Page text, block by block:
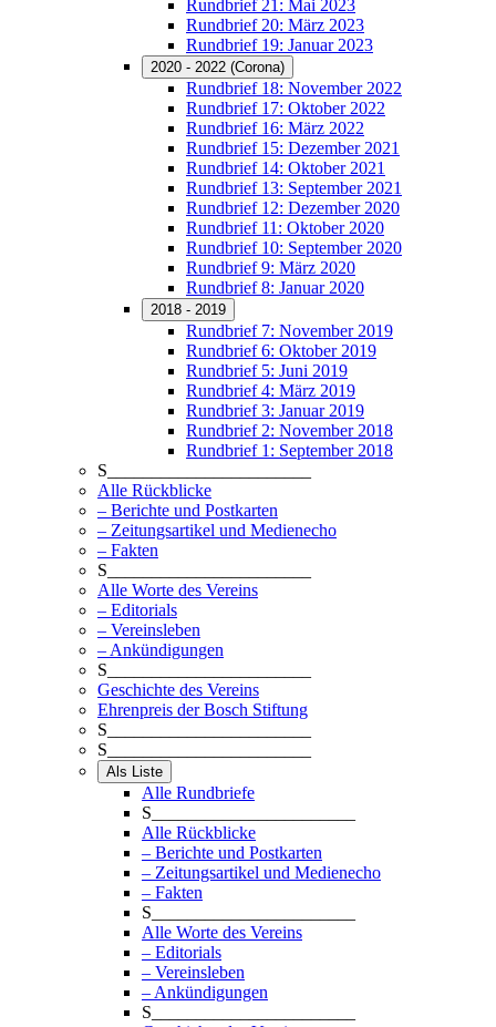
Rundbrief 21: Mai 2023
Rundbrief 20: März 2023
Rundbrief 19: Januar 2023
2020 - 2022 (Corona)
Rundbrief 18: November 2022
Rundbrief 17: Oktober 2022
Rundbrief 16: März 2022
Rundbrief 15: Dezember 2021
Rundbrief 14: Oktober 2021
Rundbrief 13: September 2021
Rundbrief 12: Dezember 2020
Rundbrief 11: Oktober 2020
Rundbrief 10: September 2020
Rundbrief 9: März 2020
Rundbrief 8: Januar 2020
2018 - 2019
Rundbrief 7: November 2019
Rundbrief 6: Oktober 2019
Rundbrief 5: Juni 2019
Rundbrief 4: März 2019
Rundbrief 3: Januar 2019
Rundbrief 2: November 2018
Rundbrief 1: September 2018
S_______________________
Alle Rückblicke
– Berichte und Postkarten
– Zeitungsartikel und Medienecho
– Fakten
S_______________________
Alle Worte des Vereins
– Editorials
– Vereinsleben
– Ankündigungen
S_______________________
Geschichte des Vereins
Ehrenpreis der Bosch Stiftung
S_______________________
S_______________________
Als Liste
Alle Rundbriefe
S_______________________
Alle Rückblicke
– Berichte und Postkarten
– Zeitungsartikel und Medienecho
– Fakten
S_______________________
Alle Worte des Vereins
– Editorials
– Vereinsleben
– Ankündigungen
S_______________________